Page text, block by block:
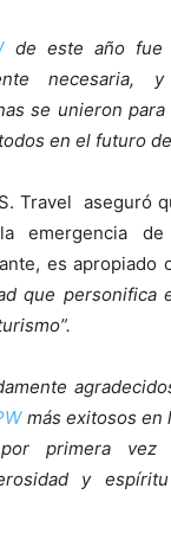
de este año fue
necesaria,
se unieron
en el futuro
Travel aseguró
emergencia
es apropiado
que personifica
más exitosos en
primera
y